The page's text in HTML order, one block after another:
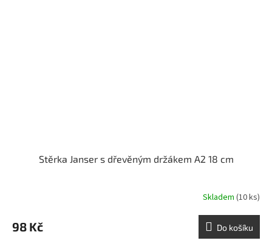
Stěrka Janser s dřevěným držákem A2 18 cm
Skladem (10 ks)
98 Kč Do košíku